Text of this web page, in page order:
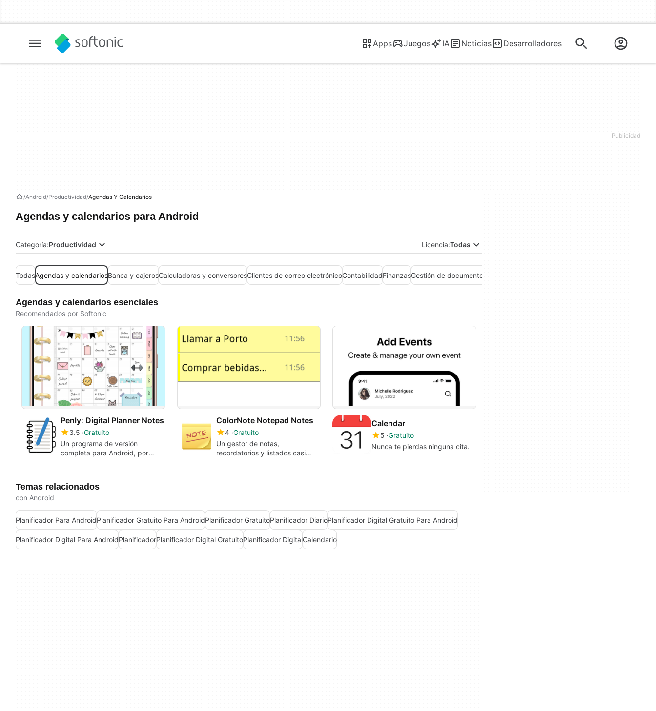
Apps Juegos IA Noticias Desarrolladores
Android Productividad Agendas Y Calendarios
Agendas y calendarios para Android
Categoría:Productividad Licencia:Todas
TodasAgendas y calendariosBanca y cajerosCalculadoras y conversoresClientes de correo electrónicoContabilidadFinanzasGestión de documentos
Agendas y calendarios esenciales
Recomendados por Softonic
Penly: Digital Planner Notes
3.5 Gratuito
Un programa de versión
completa para Android, por
ColorNote Notepad Notes
4 Gratuito
Un gestor de notas,
recordatorios y listados casi
Calendar
5 Gratuito
Nunca te pierdas ninguna cita.
Temas relacionados
con Android
Planificador Para AndroidPlanificador Gratuito Para AndroidPlanificador GratuitoPlanificador DiarioPlanificador Digital Gratuito Para Android
Planificador Digital Para AndroidPlanificadorPlanificador Digital GratuitoPlanificador DigitalCalendario